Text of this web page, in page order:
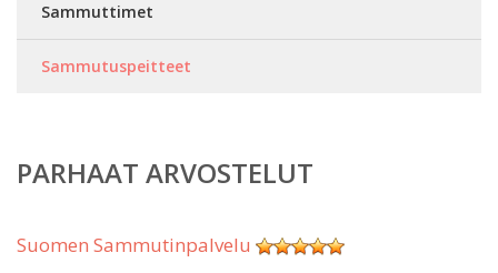
Sammuttimet
Sammutuspeitteet
PARHAAT ARVOSTELUT
Suomen Sammutinpalvelu